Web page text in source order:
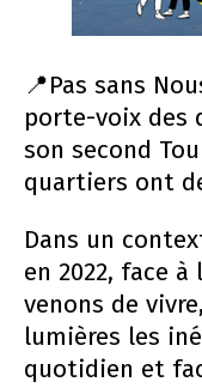
📍Pas sans
porte-voix des
son second
quartiers ont
Dans un
en 2022, face
venons de
lumières les
quotidien et